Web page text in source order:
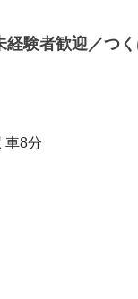
験者歓迎／つ
車8分